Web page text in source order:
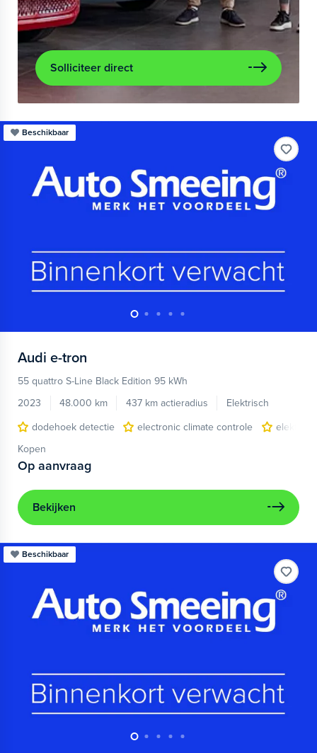
Solliciteer direct
Beschikbaar
Audi e-tron
55 quattro S-Line Black Edition 95 kWh
2023
48.000 km 437 km actieradius
Elektrisch
dodehoek detectie
electronic climate controle
Kopen
Op aanvraag
Bekijken
Beschikbaar